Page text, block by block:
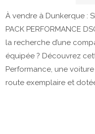
À vendre à Dunkerque :
PACK PERFORMANCE
la recherche d’une
équipée ? Découvrez
Performance, une
route exemplaire et